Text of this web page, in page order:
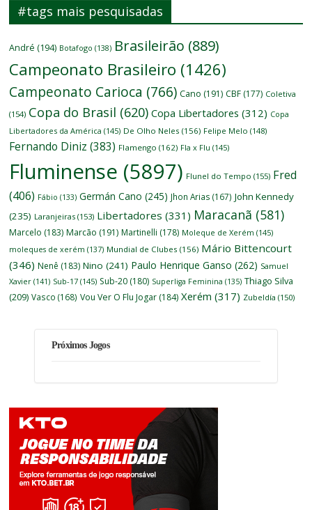
#tags mais pesquisadas
André (194) Botafogo (138) Brasileirão (889)
Campeonato Brasileiro (1426)
Campeonato Carioca (766) Cano (191) CBF (177) Coletiva
(154) Copa do Brasil (620) Copa Libertadores (312) Copa
Libertadores da América (145) De Olho Neles (156) Felipe Melo (148)
Fernando Diniz (383) Flamengo (162) Fla x Flu (145)
Fluminense (5897) Flunel do Tempo (155) Fred
(406) Fábio (133) Germán Cano (245) Jhon Arias (167) John Kennedy
(235) Laranjeiras (153) Libertadores (331) Maracanã (581)
Marcelo (183) Marcão (191) Martinelli (178) Moleque de Xerém (145)
moleques de xerém (137) Mundial de Clubes (156) Mário Bittencourt
(346) Nenê (183) Nino (241) Paulo Henrique Ganso (262) Samuel
Xavier (141) Sub-17 (145) Sub-20 (180) Superliga Feminina (135) Thiago Silva
(209) Vasco (168) Vou Ver O Flu Jogar (184) Xerém (317) Zubeldía (150)
Próximos Jogos